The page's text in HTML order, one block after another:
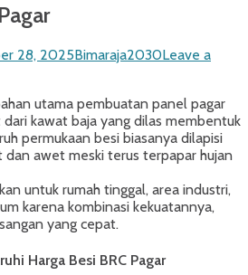
28, 2025Author
Bimaraja2030Leave a
utama pembuatan panel pagar
kawat baja yang dilas membentuk
permukaan besi biasanya dilapisi
dan awet meski terus terpapar hujan
untuk rumah tinggal, area industri,
karena kombinasi kekuatannya,
yang cepat.
Harga Besi BRC Pagar